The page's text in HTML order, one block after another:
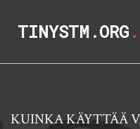
TINYSTM.ORG.
KUINKA KÄYTTÄÄ